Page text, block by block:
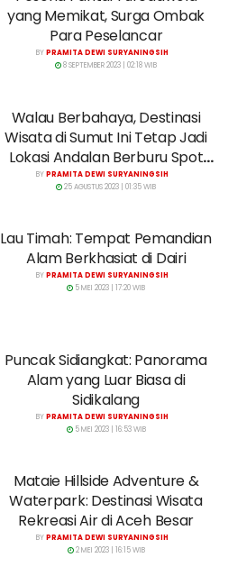
yang Memikat, Surga Ombak
Para Peselancar
BYPRAMITA DEWI SURYANINGSIH
8 SEPTEMBER 2023 | 02:18 WIB
Walau Berbahaya, Destinasi
Wisata di Sumut Ini Tetap Jadi
Lokasi Andalan Berburu Spot
Foto
BYPRAMITA DEWI SURYANINGSIH
25 AGUSTUS 2023 | 01:35 WIB
Lau Timah: Tempat Pemandian
Alam Berkhasiat di Dairi
BYPRAMITA DEWI SURYANINGSIH
5 MEI 2023 | 17:20 WIB
Puncak Sidiangkat: Panorama
Alam yang Luar Biasa di
Sidikalang
BYPRAMITA DEWI SURYANINGSIH
5 MEI 2023 | 16:53 WIB
Mataie Hillside Adventure &
Waterpark: Destinasi Wisata
Rekreasi Air di Aceh Besar
BYPRAMITA DEWI SURYANINGSIH
2 MEI 2023 | 16:15 WIB